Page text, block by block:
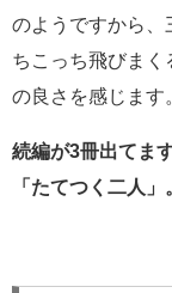
のようですから、
ちこっち飛びま
の良さを感じます
続編が3冊出てます
「たてつく二人」